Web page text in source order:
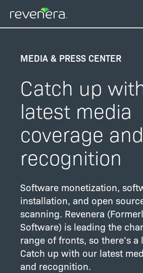
zum
Inhalt
MEDIA & PRESS CENTER
Catch up
latest media
coverage and
recognition
Software monetization,
installation, and open
scanning. Revenera
Software) is leading the
range of fronts, so there’s a
Catch up with our latest
and recognition.